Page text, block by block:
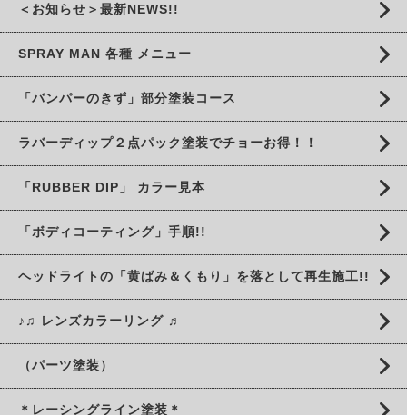
＜お知らせ＞最新NEWS!!
SPRAY MAN 各種 メニュー
「バンパーのきず」部分塗装コース
ラバーディップ２点パック塗装でチョーお得！！
「RUBBER DIP」 カラー見本
「ボディコーティング」手順!!
ヘッドライトの「黄ばみ＆くもり」を落として再生施工!!
♪♫ レンズカラーリング ♬
（パーツ塗装）
＊レーシングライン塗装＊